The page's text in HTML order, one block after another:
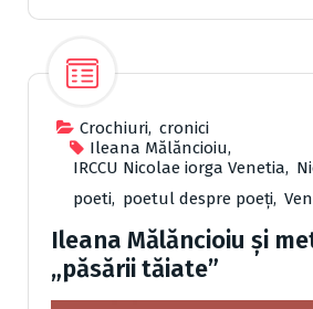
Crochiuri, cronici
Ileana Mălăncioiu,
IRCCU Nicolae iorga Venetia,
poeti, poetul despre poeți,
Ileana Mălăncioiu şi
„păsării tăiate”